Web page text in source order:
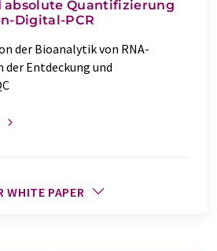
absolute Quantifizierung
Digital-PCR
der Bioanalytik von RNA-
der Entdeckung und
WHITE PAPER